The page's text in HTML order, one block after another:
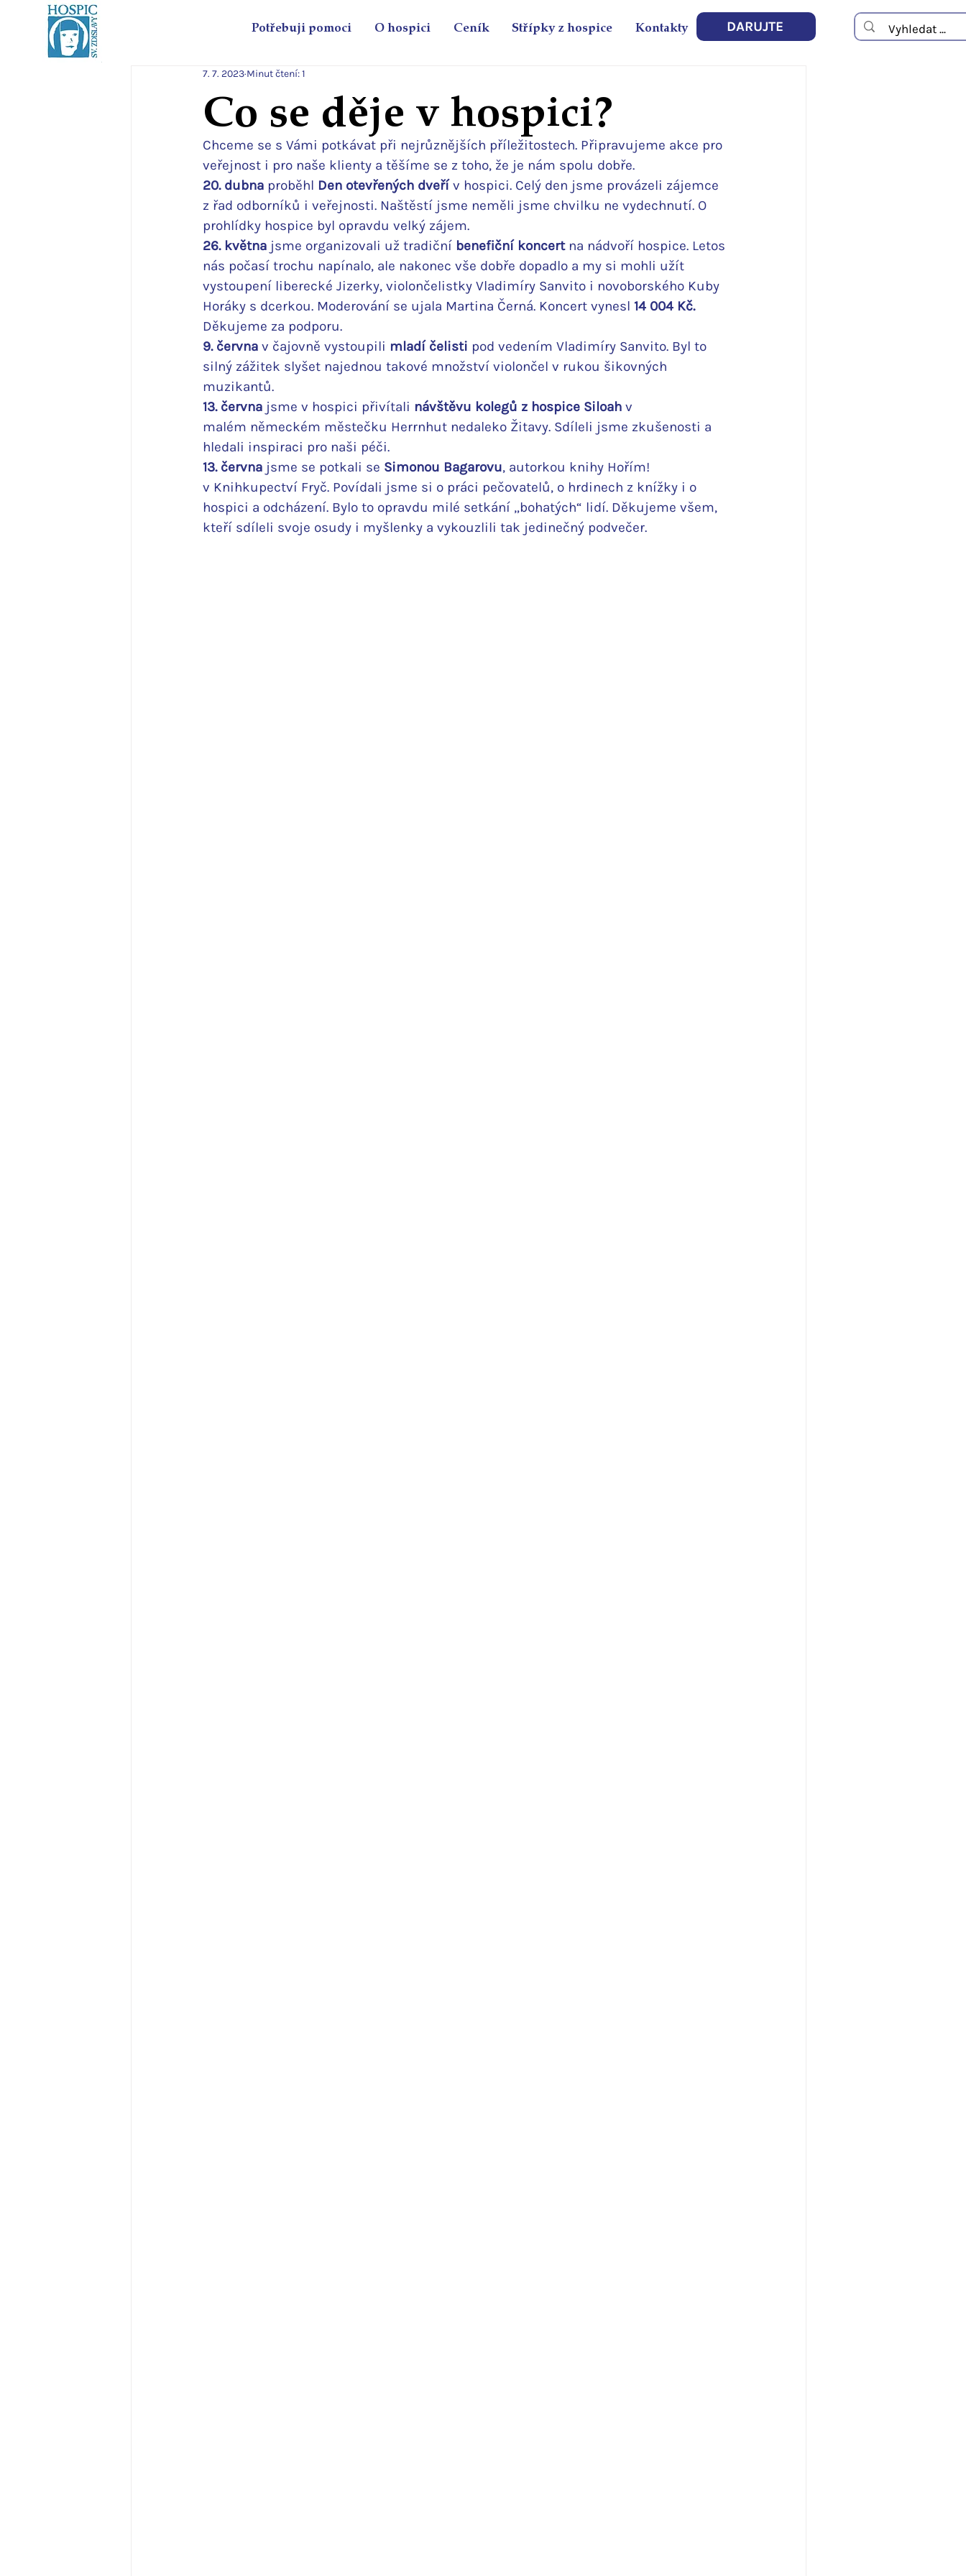
Potřebuji pomoci O hospici Ceník Střípky z hospice Kontakty DARUJTE
Co se děje v hospici?
7. 7. 2023 Minut čtení: 1
Chceme se s Vámi potkávat při nejrůznějších příležitostech. Připravujeme akce pro
veřejnost i pro naše klienty a těšíme se z toho, že je nám spolu dobře.
20. dubna proběhl Den otevřených dveří v hospici. Celý den jsme provázeli zájemce
z řad odborníků i veřejnosti. Naštěstí jsme neměli jsme chvilku ne vydechnutí. O
prohlídky hospice byl opravdu velký zájem.
26. května jsme organizovali už tradiční benefiční koncert na nádvoří hospice. Letos
nás počasí trochu napínalo, ale nakonec vše dobře dopadlo a my si mohli užít
vystoupení liberecké Jizerky, violončelistky Vladimíry Sanvito i novoborského Kuby
Horáky s dcerkou. Moderování se ujala Martina Černá. Koncert vynesl 14 004 Kč.
Děkujeme za podporu.
9. června v čajovně vystoupili mladí čelisti pod vedením Vladimíry Sanvito. Byl to
silný zážitek slyšet najednou takové množství violončel v rukou šikovných
muzikantů.
13. června jsme v hospici přivítali návštěvu kolegů z hospice Siloah v
malém německém městečku Herrnhut nedaleko Žitavy. Sdíleli jsme zkušenosti a
hledali inspiraci pro naši péči.
13. června jsme se potkali se Simonou Bagarovu, autorkou knihy Hořím!
v Knihkupectví Fryč. Povídali jsme si o práci pečovatelů, o hrdinech z knížky i o
hospici a odcházení. Bylo to opravdu milé setkání „bohatých“ lidí. Děkujeme všem,
kteří sdíleli svoje osudy i myšlenky a vykouzlili tak jedinečný podvečer.